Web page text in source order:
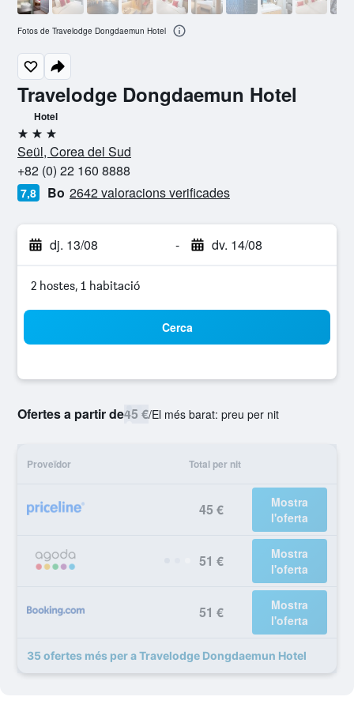
Travelodge Dongdaemun Hotel
Hotel
3 estrelles
Seül, Corea del Sud
+82 (0) 22 160 8888
7,8 Bo 2642 valoracions verificades
dj. 13/08 - dv. 14/08
2 hostes, 1 habitació
Cerca
Ofertes a partir de45 €/El més barat: preu per nit
Proveïdor Total per nit
45 €
Mostra
l'oferta
51 €
Mostra
l'oferta
51 €
Mostra
l'oferta
35 ofertes més per a Travelodge Dongdaemun Hotel
Fotos de Travelodge Dongdaemun Hotel